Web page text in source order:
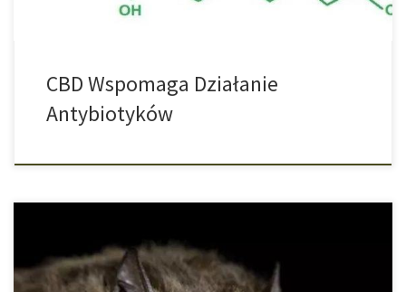
CBD Wspomaga Działanie
Antybiotyków
Tekst ten odpowiada specyfikacjom literatury medycznej,
wytycznym medycznym i aktualnym badaniom oraz został